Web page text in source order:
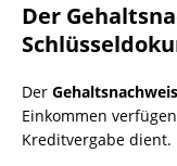
Der
Der Gehaltsnachweis
Einkommen
Kreditvergabe dient.